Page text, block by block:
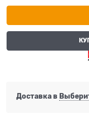
Доставка в